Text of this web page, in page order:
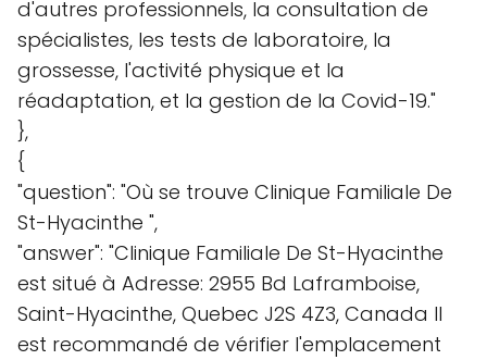
d'autres professionnels, la consultation de
spécialistes, les tests de laboratoire, la
grossesse, l'activité physique et la
réadaptation, et la gestion de la Covid-19."
},
{
"question": "Où se trouve Clinique Familiale De
St-Hyacinthe ",
"answer": "Clinique Familiale De St-Hyacinthe
est situé à Adresse: 2955 Bd Laframboise,
Saint-Hyacinthe, Quebec J2S 4Z3, Canada Il
est recommandé de vérifier l'emplacement